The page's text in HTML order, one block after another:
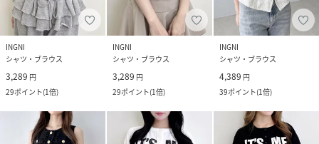
INGNI
シャツ・ブラウス
3,289 円
29ポイント(1倍)
INGNI
シャツ・ブラウス
3,289 円
29ポイント(1倍)
INGNI
シャツ・ブラウス
4,389 円
39ポイント(1倍)